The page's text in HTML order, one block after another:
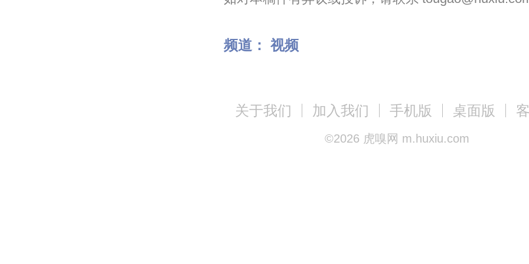
频道： 视频
关于我们 加入我们 手机版 桌面版
©2026 虎嗅网 m.huxiu.com